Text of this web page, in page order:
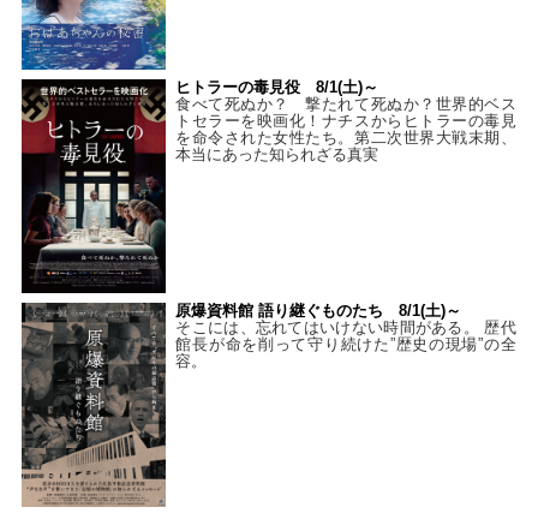
ヒトラーの毒見役 8/1(土)～
食べて死ぬか？ 撃たれて死ぬか？世界的ベス
トセラーを映画化！ナチスからヒトラーの毒見
を命令された女性たち。第二次世界大戦末期、
本当にあった知られざる真実
原爆資料館 語り継ぐものたち 8/1(土)～
そこには、忘れてはいけない時間がある。 歴代
館長が命を削って守り続けた”歴史の現場”の全
容。